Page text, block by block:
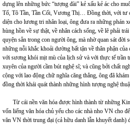
dựng lên những bức “tượng đài” kẻ xấu kẻ ác cho
Tổ, Tô Tần, Tần Cối, Vương Thị… Đồng thời, với tư
diện cho lương tri nhân loại, ông đưa ra những phán
hùng hồn về sự thật, về nhân cách sống, về lẽ phải
quyện sẵn trong con người ông, mà nhờ quan sát đời
những nỗi khắc khoải dường bất tận về thân phận
với sương khói mịt mù của lịch sử và với thực tế trần
xuyên của người cầm bút nghệ sĩ; và cũng bởi chất
cộng với lao động chữ nghĩa căng thẳng, ông đã
đồng thời khái quát thành những hình tượng nghệ
Từ cái nền văn hóa được hình thành từ những
vốn liếng văn hóa chủ yếu cho các nhà nho VN cho
văn VN thời trung đại (cả hữu danh lẫn khuyết danh)